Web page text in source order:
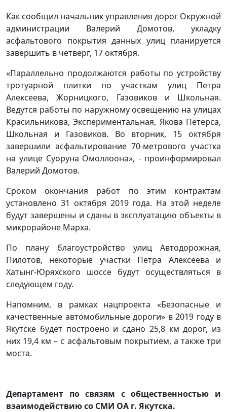
Как сообщил начальник управления дорог Окружной
администрации Валерий Домотов, укладку
асфальтового покрытия данных улиц планируется
завершить в четверг, 17 октября.
«Параллельно продолжаются работы по устройству
тротуарной плитки по участкам улиц Петра
Алексеева, Жорницкого, Газовиков и Школьная.
Ведутся работы по наружному освещению на улицах
Красильникова, Экспериментальная, Якова Петерса,
Школьная и Газовиков. Во вторник, 15 октября
завершили асфальтирование 70-метрового участка
на улице Суоруна Омоллоона», - проинформировал
Валерий Домотов.
Сроком окончания работ по этим контрактам
установлено 31 октября 2019 года. На этой неделе
будут завершены и сданы в эксплуатацию объекты в
микрорайоне Марха.
По плану благоустройство улиц Автодорожная,
Пилотов, некоторые участки Петра Алексеева и
Хатынг-Юряхского шоссе будут осуществляться в
следующем году.
Напомним, в рамках нацпроекта «Безопасные и
качественные автомобильные дороги» в 2019 году в
Якутске будет построено и сдано 25,8 км дорог, из
них 19,4 км – с асфальтовым покрытием, а также три
моста.
Департамент по связям с общественностью и
взаимодействию со СМИ ОА г. Якутска.